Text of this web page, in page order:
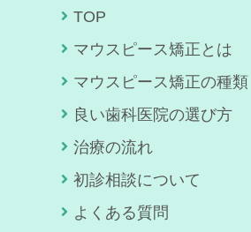
TOP
マウスピース矯正とは
マウスピース矯正の種類
良い歯科医院の選び方
治療の流れ
初診相談について
よくある質問